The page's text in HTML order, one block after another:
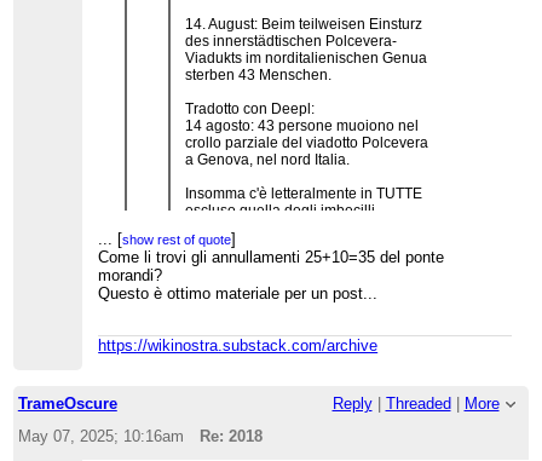
14. August: Beim teilweisen Einsturz
des innerstädtischen Polcevera-
Viadukts im norditalienischen Genua
sterben 43 Menschen.
Tradotto con Deepl:
14 agosto: 43 persone muoiono nel
crollo parziale del viadotto Polcevera
a Genova, nel nord Italia.
Insomma c'è letteralmente in TUTTE
escluso quella degli imbecilli.
Bel colpo! Mi era sfuggito. A questo punto il gioco
dovrebbe essere quello di riuscire a trovare una
voce "2018" che non riporti il crollo del ponte
Posso confermare che c'è anche sulla wikipedia
in arabo, in giapponese e in cinese, quindi delle
indicare il crollo del ponte Morandi nella voce
...[show rest of quote]
... [show rest of quote]
Come li trovi gli annullamenti 25+10=35 del ponte
morandi?
Questo è ottimo materiale per un post...
https://wikinostra.substack.com/archive
TrameOscure Reply| Threaded
More
May 07, 2025; 10:16am
Re: 2018